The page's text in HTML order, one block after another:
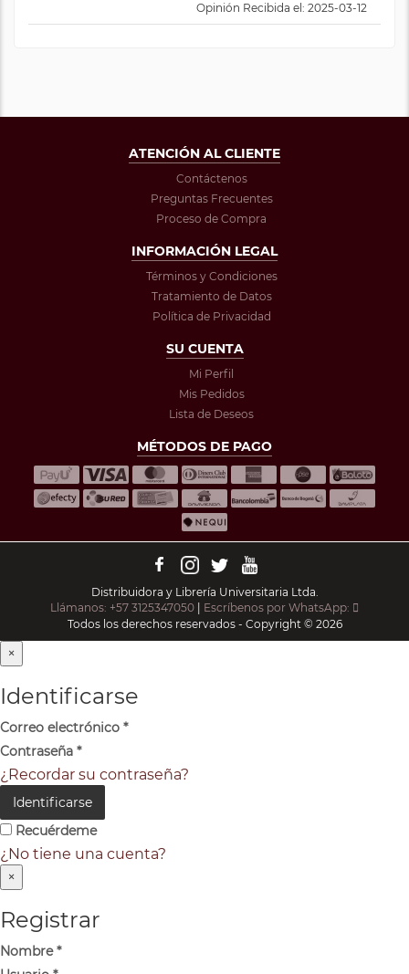
Opinión Recibida el: 2025-03-12
ATENCIÓN AL CLIENTE
Contáctenos
Preguntas Frecuentes
Proceso de Compra
INFORMACIÓN LEGAL
Términos y Condiciones
Tratamiento de Datos
Política de Privacidad
SU CUENTA
Mi Perfil
Mis Pedidos
Lista de Deseos
MÉTODOS DE PAGO
Distribuidora y Librería Universitaria Ltda.
Llámanos: +57 3125347050
Escríbenos por WhatsApp:
Todos los derechos reservados - Copyright © 2026
×
Identificarse
Correo electrónico *
Contraseña *
¿Recordar su contraseña?
Identificarse
Recuérdeme
¿No tiene una cuenta?
×
Registrar
Nombre*